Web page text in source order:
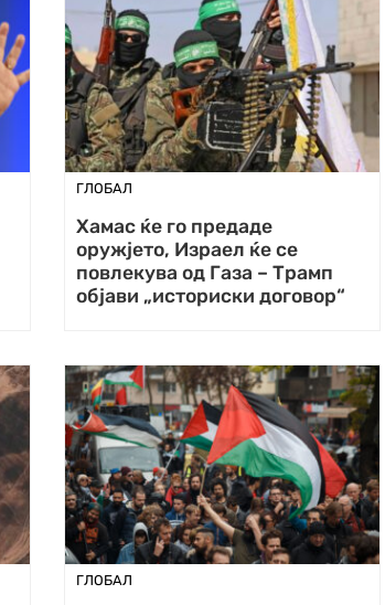
ГЛОБАЛ
Хамас ќе го предаде
оружјето, Израел ќе се
повлекува од Газа – Трамп
објави „историски договор“
ГЛОБАЛ